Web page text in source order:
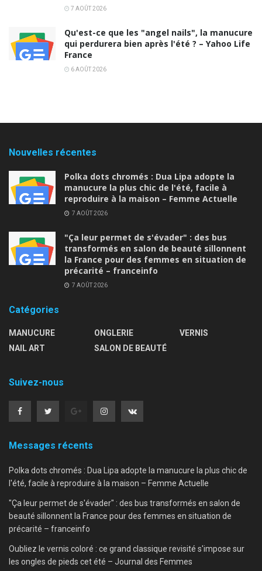
7 AOÛT 2026
Qu'est-ce que les "angel nails", la manucure
qui perdurera bien après l'été ? – Yahoo Life
France
6 AOÛT 2026
Nouvelles récentes
Polka dots chromés : Dua Lipa adopte la
manucure la plus chic de l'été, facile à
reproduire à la maison – Femme Actuelle
7 AOÛT 2026
"Ça leur permet de s'évader" : des bus
transformés en salon de beauté sillonnent
la France pour des femmes en situation de
précarité – franceinfo
7 AOÛT 2026
Catégories
MANUCURE
NAIL ART
ONGLERIE
SALON DE BEAUTÉ
VERNIS
Suivez-nous
Messages récents
Polka dots chromés : Dua Lipa adopte la manucure la plus chic de
l'été, facile à reproduire à la maison – Femme Actuelle
"Ça leur permet de s'évader" : des bus transformés en salon de
beauté sillonnent la France pour des femmes en situation de
précarité – franceinfo
Oubliez le vernis coloré : ce grand classique revisité s'impose sur
les ongles de pieds cet été – Journal des Femmes